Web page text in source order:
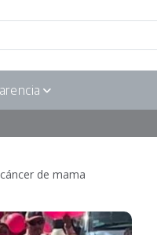
de mama